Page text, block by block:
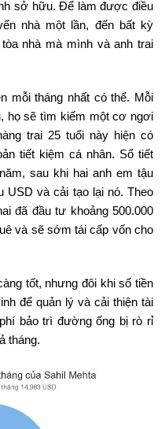
sở hữu. Để làm được điều
nhà một lần, đến bất kỳ
nhà mà mình và anh trai
mỗi tháng nhất có thể. Mỗi
họ sẽ tìm kiếm một cơ ngơi
trai 25 tuổi này hiện có
tiết kiệm cá nhân. Sổ tiết
sau khi hai anh em tậu
USD và cải tạo lại nó. Theo
đã đầu tư khoảng 500.000
và sẽ sớm tái cấp vốn cho
tốt, nhưng đôi khi số tiền
để quản lý và cải thiện tài
bảo trì đường ống bị rò rỉ
tháng.